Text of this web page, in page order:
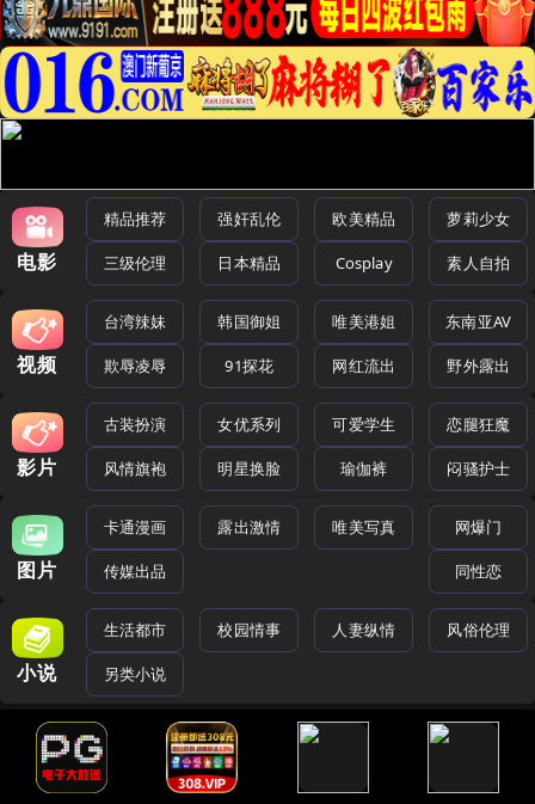
电影
精品推荐 强奸乱伦 欧美精品 萝莉少女
三级伦理 日本精品 Cosplay 素人自拍
视频
台湾辣妹 韩国御姐 唯美港姐 东南亚AV
欺辱凌辱 91探花 网红流出 野外露出
影片
古装扮演 女优系列 可爱学生 恋腿狂魔
风情旗袍 明星换脸 瑜伽裤 闷骚护士
图片
卡通漫画 露出激情 唯美写真 网爆门
传媒出品 同性恋
小说
生活都市 校园情事 人妻纵情 风俗伦理
另类小说